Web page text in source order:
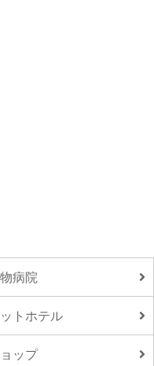
病院
トホテル
ップ